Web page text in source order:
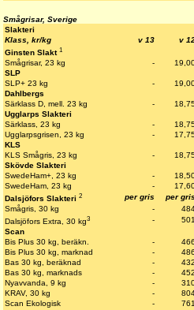
Smågrisar, Sverige
Slakteri
Klass, kr/kg
v 13
v
Ginsten Slakt 1
Smågrisar, 23 kg -
SLP
SLP+ 23 kg
-
Dahlbergs
Särklass D, mell. 23 kg
-
Ugglarps Slakteri
Särklass, 23 kg
-
Ugglarpsgrisen, 23 kg
-
KLS
KLS Smågris, 23 kg
-
Skövde Slakteri
SwedeHam+, 23 kg
-
SwedeHam, 23 kg
-
Dalsjöfors Slakteri 2 per gris
per
Smågris, 30 kg
-
Dalsjöfors Extra, 30 kg3 -
Scan
Bis Plus 30 kg, beräkn.
-
Bis Plus 30 kg, marknad
-
Bas 30 kg, beräknad
-
Bas 30 kg, marknads
-
Nyavvanda, 9 kg
-
KRAV, 30 kg
-
Scan Ekologisk
-